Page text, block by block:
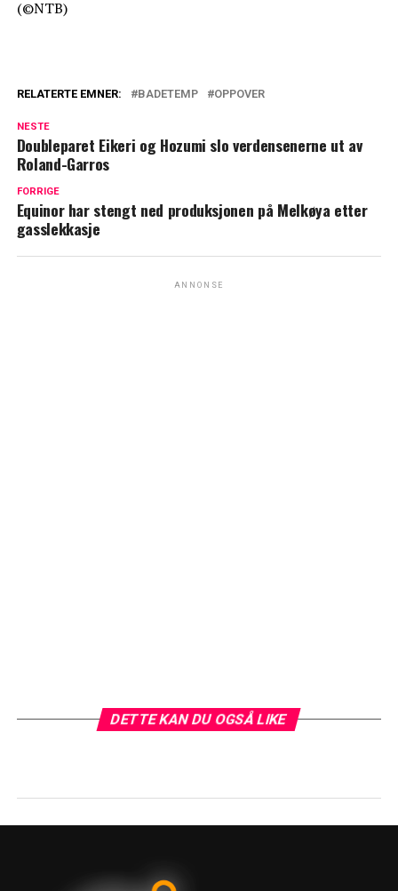
(©NTB)
RELATERTE EMNER: BADETEMP OPPOVER
NESTE
Doubleparet Eikeri og Hozumi slo verdensenerne ut av
Roland-Garros
FORRIGE
Equinor har stengt ned produksjonen på Melkøya etter
gasslekkasje
ANNONSE
DETTE KAN DU OGSÅ LIKE